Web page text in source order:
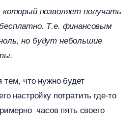
позволяет получать
Т.е. финансовым
но будут небольшие
тем, что нужно будет
настройку потратить где-то
часов пять своего